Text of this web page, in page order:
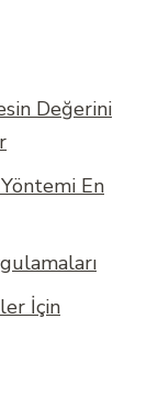
Değerini
En
İçin